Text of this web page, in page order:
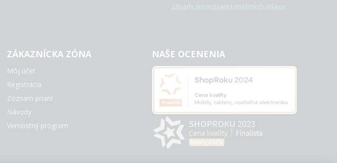
Zásady spracovania osobných údajov
ZÁKAZNÍCKA ZÓNA
Môj účet
Registrácia
Zoznam prianí
Návody
Vernostný program
NAŠE OCENENIA